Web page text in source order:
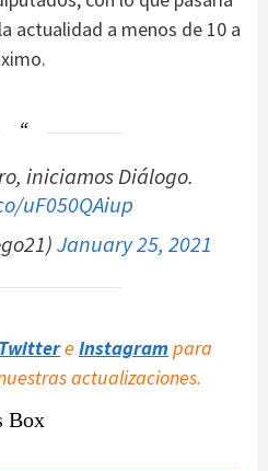
actualidad a menos de 10 a
iniciamos Diálogo.
uF050QAiup
January 25, 2021
Twittere Instagram para
actualizaciones.
Box